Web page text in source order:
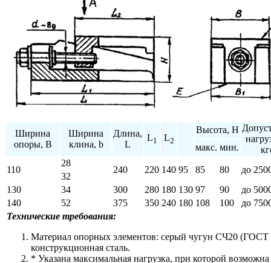
Ширина
опоры, B
Ширина
клина, b
Длина,
L
L1 L2
Высота, Н
макс. мин.
110
28
240 220 140 95 85 80 до
32
130
34 300 280 180 130 97 90
до
140
52 375 350 240 180 108 100
до
Технические требования:
Материал опорных элементов: серый чугун СЧ20 (ГОСТ
конструкционная сталь.
* Указана максимальная нагрузка, при которой